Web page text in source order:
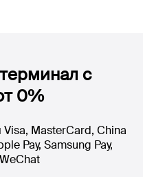
с
0%
MasterCard, China
Pay, Samsung Pay,